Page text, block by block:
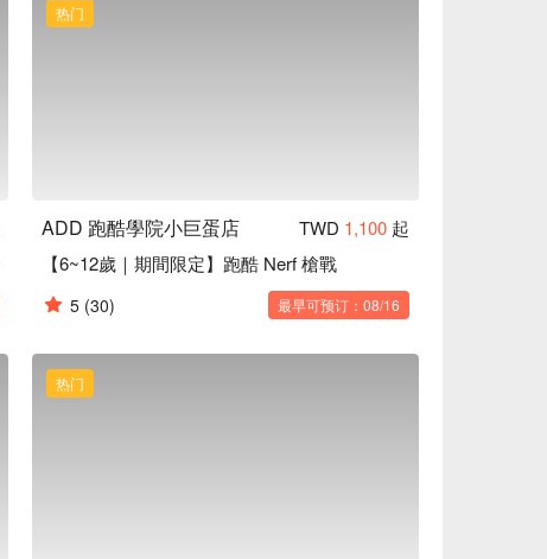
热门
ADD 跑酷學院小巨蛋店 TWD 1,100 起
【6~12歲｜期間限定】跑酷 Nerf 槍戰
5 (30) 最早可预订：08/16
热门